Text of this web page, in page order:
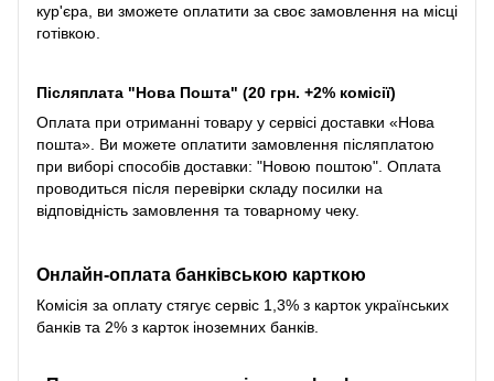
кур'єра, ви зможете оплатити за своє замовлення на місці
готівкою.
Післяплата "Нова Пошта" (20 грн. +2% комісії)
Оплата при отриманні товару у сервісі доставки «Нова
пошта». Ви можете оплатити замовлення післяплатою
при виборі способів доставки: "Новою поштою". Оплата
проводиться після перевірки складу посилки на
відповідність замовлення та товарному чеку.
Онлайн-оплата банківською карткою
Комісія за оплату стягує сервіс 1,3% з карток українських
банків та 2% з карток іноземних банків.